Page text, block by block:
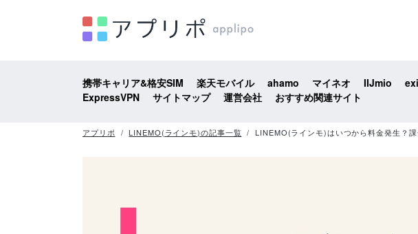
携帯キャリア&格安SIM 楽天モバイル ahamo マイネオ IIJmio
ExpressVPN
サイトマップ 運営会社 おすすめ関連サイト
アプリポ LINEMO(ラインモ)の記事一覧 LINEMO(ラインモ)はいつから料金発生？課